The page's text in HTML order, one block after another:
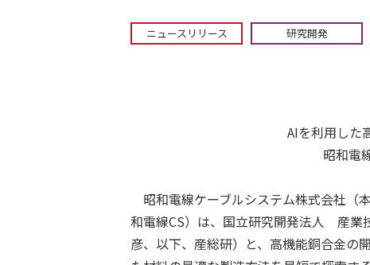
ニュースリリース 研究開発
AIを利用した
昭和電
昭和電線ケーブルシステム株式会社（
和電線CS）は、国立研究開発法人 産業
彦、以下、産総研）と、高機能銅合金の